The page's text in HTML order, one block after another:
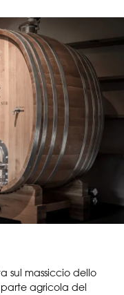
sul massiccio dello
parte agricola del